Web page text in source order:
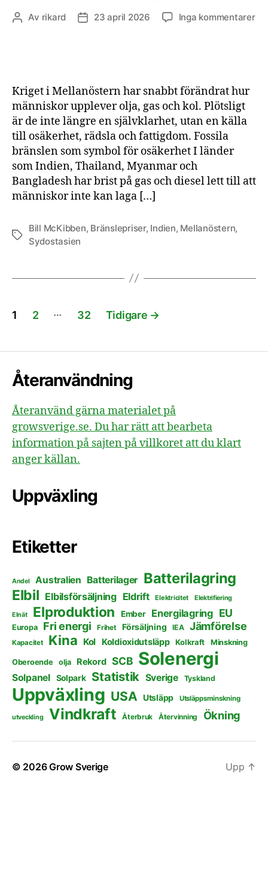
Inläggsförfattare
Av rikard Inläggsdatum
23 april 2026 Inga kommentarertill
Kriget i Mellanöstern har snabbt förändrat hur
människor upplever olja, gas och kol. Plötsligt
är de inte längre en självklarhet, utan en källa
till osäkerhet, rädsla och fattigdom. Fossila
bränslen som symbol för osäkerhet I länder
som Indien, Thailand, Myanmar och
Bangladesh har brist på gas och diesel lett till att
människor inte kan laga […]
Etiketter
Bill McKibben, Bränslepriser, Indien, Mellanöstern,
Sydostasien
Sidnumrering
inlägg
1 2 … 32 Tidigare →
Återanvändning
Återanvänd gärna materialet på
growsverige.se. Du har rätt att bearbeta
information på sajten på villkoret att du klart
anger källan.
Uppväxling
Etiketter
Andel Australien Batterilager Batterilagring
Elbil Elbilsförsäljning Eldrift Elektricitet Elektrifiering
Elnät Elproduktion Ember Energilagring EU
Europa Fri energi Frihet Försäljning IEA Jämförelse
Kapacitet Kina Kol Koldioxidutsläpp Kolkraft Minskning
Oberoende olja Rekord SCB Solenergi
Solpanel Solpark Statistik Sverige Tyskland
Uppväxling USA Utsläpp Utsläppsminskning
utveckling Vindkraft Återbruk Återvinning Ökning
© 2026Grow Sverige Upp ↑